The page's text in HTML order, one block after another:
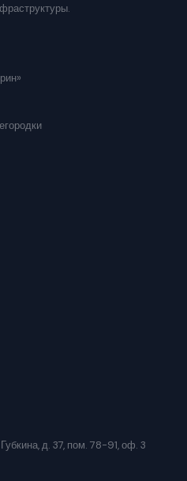
д. 37, пом. 78-91, оф. 3